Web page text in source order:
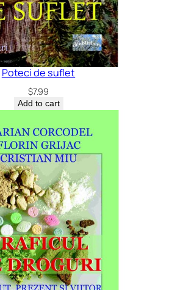
Poteci de suflet
$7.99
Add to cart